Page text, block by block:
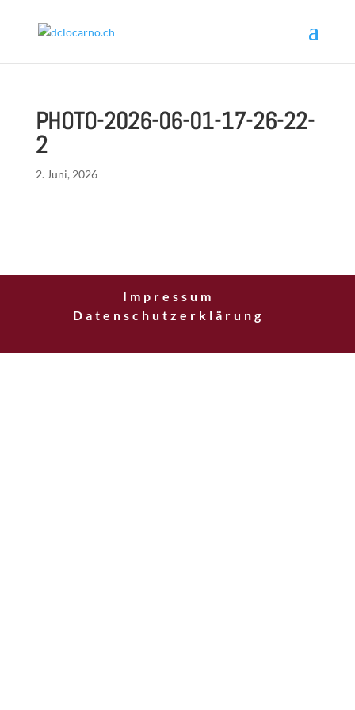
PHOTO-2026-06-01-17-26-22-
2
2. Juni, 2026
Impressum
Datenschutzerklärung